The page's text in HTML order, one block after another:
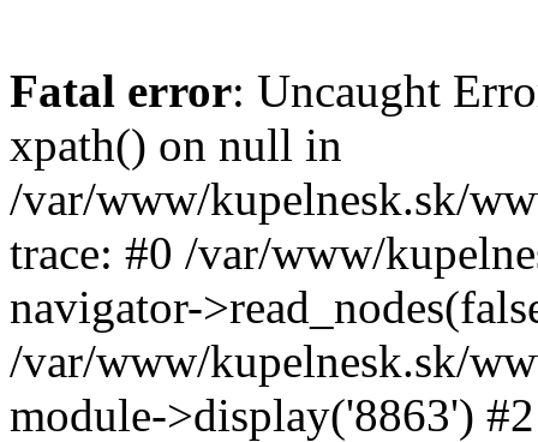
Fatal error: Uncaught
xpath() on null in
/var/www/kupelnesk.sk/
trace: #0 /var/www/
navigator-
/var/www/kupelnesk.sk/
module->display('8863') #2